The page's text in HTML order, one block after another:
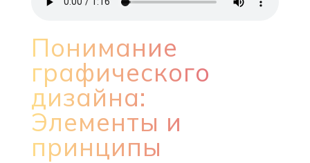
Понимание
графического
дизайна:
Элементы и
принципы